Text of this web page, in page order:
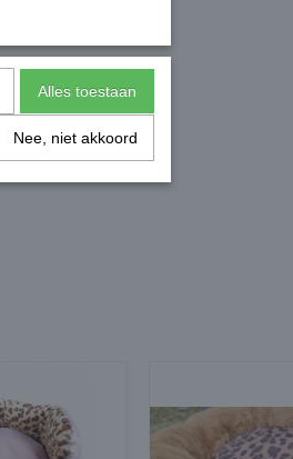
Alles toestaan
Nee, niet akkoord